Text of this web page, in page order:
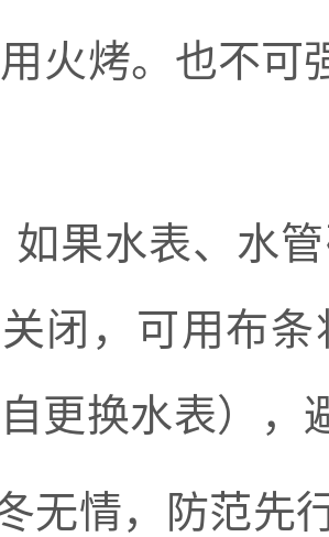
火烤。 也不可
如果水表、 水
闭 ，可用布
更换水表），
无情，防范先